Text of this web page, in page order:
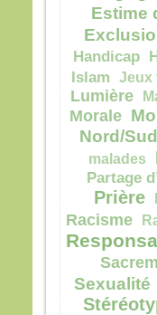
Estime
Handicap
Islam
Jeux
Lumière
Morale
Nord/Sud
malades
Partage
Prière
Racisme
Sexualité